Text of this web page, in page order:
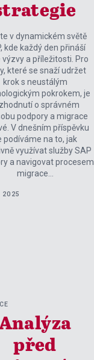
v dynamickém světě
kde každý den přináší
výzvy a příležitosti. Pro
které se snaží udržet
krok s neustálým
pokrokem, je
o správném
podpory a migrace
V dnešním příspěvku
podíváme na to, jak
využívat služby SAP
a navigovat procesem
migrace…
2025
před